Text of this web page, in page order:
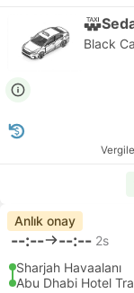
Black
Anlık onay
--:-- --:-- 2s
Sharjah Havaalanı
Abu Dhabi Hotel